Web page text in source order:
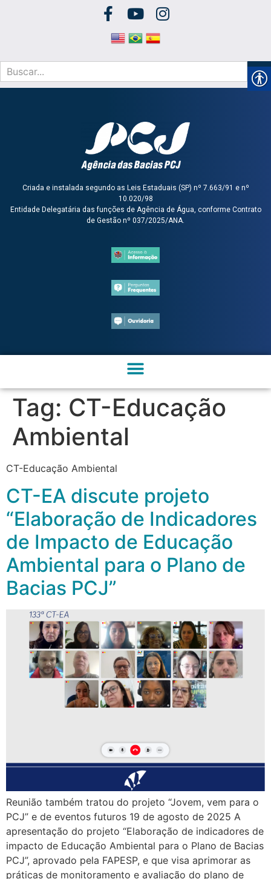
Criada e instalada segundo as Leis Estaduais (SP) nº 7.663/91 e nº
10.020/98
Entidade Delegatária das funções de Agência de Água, conforme Contrato
de Gestão nº 037/2025/ANA.
Tag: CT-Educação
Ambiental
CT-Educação Ambiental
CT-EA discute projeto
“Elaboração de Indicadores
de Impacto de Educação
Ambiental para o Plano de
Bacias PCJ”
Reunião também tratou do projeto “Jovem, vem para o
PCJ” e de eventos futuros 19 de agosto de 2025 A
apresentação do projeto “Elaboração de indicadores de
impacto de Educação Ambiental para o Plano de Bacias
PCJ”, aprovado pela FAPESP, e que visa aprimorar as
práticas de monitoramento e avaliação do plano de